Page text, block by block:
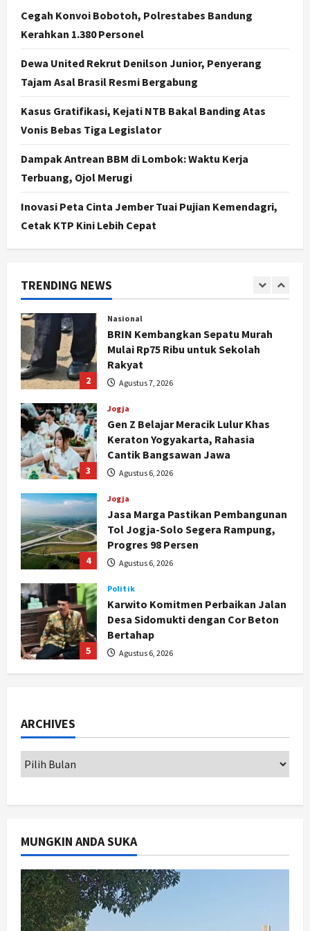
Cegah Konvoi Bobotoh, Polrestabes Bandung
Kerahkan 1.380 Personel
Dewa United Rekrut Denilson Junior, Penyerang
Tajam Asal Brasil Resmi Bergabung
Kasus Gratifikasi, Kejati NTB Bakal Banding Atas
Vonis Bebas Tiga Legislator
Dampak Antrean BBM di Lombok: Waktu Kerja
Terbuang, Ojol Merugi
Inovasi Peta Cinta Jember Tuai Pujian Kemendagri,
Cetak KTP Kini Lebih Cepat
TRENDING NEWS
3 Agustus 6, 2026
4
Jogja
Jasa Marga Pastikan Pembangunan
Tol Jogja-Solo Segera Rampung,
Progres 98 Persen
Agustus 6, 2026
Politik
Karwito Komitmen Perbaikan Jalan
Desa Sidomukti dengan Cor Beton
Bertahap
Agustus 6, 2026
1
Politik
2
Nasional
BRIN Kembangkan Sepatu Murah
Mulai Rp75 Ribu untuk Sekolah
Rakyat
Agustus 7, 2026
3
Jogja
Gen Z Belajar Meracik Lulur Khas
Keraton Yogyakarta, Rahasia
Cantik Bangsawan Jawa
Agustus 6, 2026
4
Jogja
Jasa Marga Pastikan Pembangunan
Tol Jogja-Solo Segera Rampung,
Progres 98 Persen
Agustus 6, 2026
5
Politik
Karwito Komitmen Perbaikan Jalan
Desa Sidomukti dengan Cor Beton
Bertahap
Agustus 6, 2026
1
3
Jogja
Gen Z Belajar Meracik Lulur Khas
Keraton Yogyakarta, Rahasia
Cantik Bangsawan Jawa
ARCHIVES
MUNGKIN ANDA SUKA